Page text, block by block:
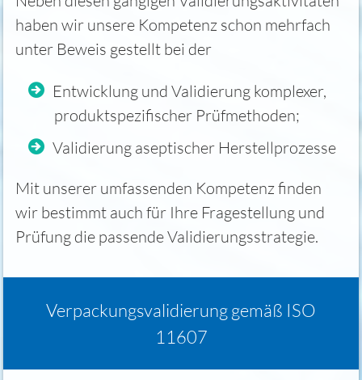
haben wir unsere Kompetenz schon mehrfach
unter Beweis gestellt bei der
Entwicklung und Validierung komplexer,
produktspezifischer Prüfmethoden;
Validierung aseptischer Herstellprozesse
Mit unserer umfassenden Kompetenz finden
wir bestimmt auch für Ihre Fragestellung und
Prüfung die passende Validierungsstrategie.
Verpackungsvalidierung gemäß ISO
11607